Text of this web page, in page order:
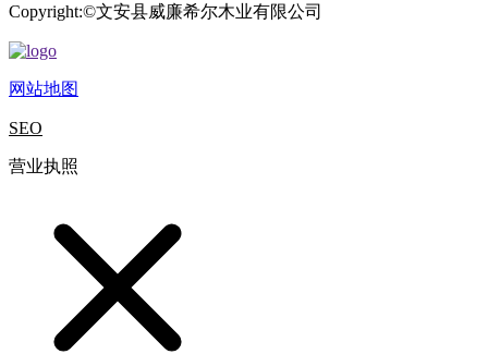
Copyright:©文安县威廉希尔木业有限公司
网站地图
SEO
营业执照